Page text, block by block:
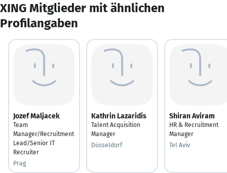
XING Mitglieder mit ähnlichen
Profilangaben
Jozef Maljacek
Team
Manager/Recruitment
Lead/Senior IT
Recruiter
Prag
Kathrin Lazaridis
Talent Acquisition
Manager
Düsseldorf
Shiran Aviram
HR & Recruitment
Manager
Tel Aviv